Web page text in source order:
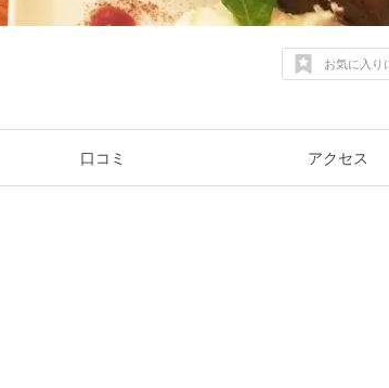
お気に入り
口コミ アクセス